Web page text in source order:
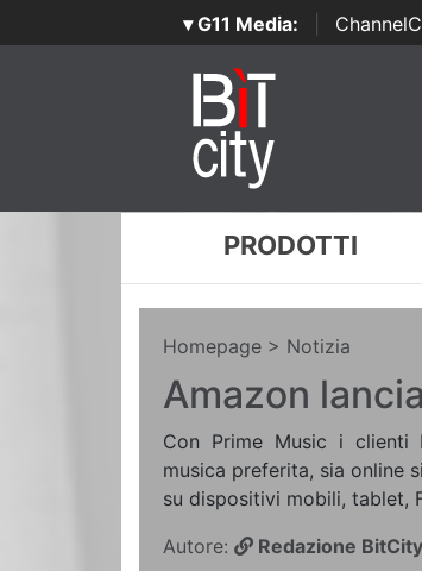
▾ G11 Media:
PRODOTTI
Homepage > Notizia
Amazon
Con Prime Music i clienti
musica preferita, sia online
su dispositivi mobili, tablet,
Autore:
Redazione BitCity